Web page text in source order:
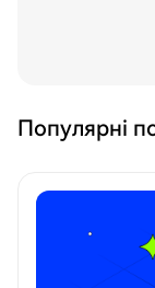
Популярні